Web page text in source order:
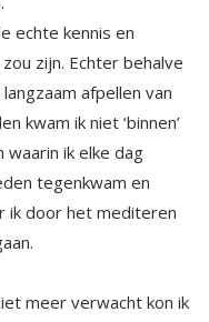
echte kennis en
Echter behalve
afpellen van
ik niet ‘binnen’
ik elke dag
tegenkwam en
het mediteren
meer verwacht kon ik
met mijn engelen.
dingen in mijn
mooier en eerlijker is
en groeide. Allemaal
of verwacht. Alles
eerste gids kennen, die
alles wat ik in de
bij hem. En later
Jezus zich kenbaar
in de buitenwereld
lopen met mijn